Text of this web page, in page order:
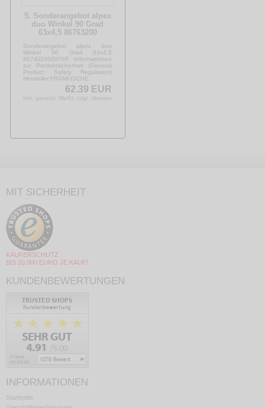
5. Sonderangebot alpex
duo Winkel 90 Grad
63x4,5 86763200
Sonderangebot alpex duo
Winkel 90 Grad 63x4,5
86740200GPSR Informationen
zur Produktsicherheit (General
Product Safety Regulation)
Hersteller:FRÄNKISCHE...
62.39 EUR
inkl. gesetzl. MwSt. zzgl. Versandkosten
MIT SICHERHEIT
KÄUFERSCHUTZ
BIS 20.000 EURO JE KAUF!
KUNDENBEWERTUNGEN
INFORMATIONEN
Startseite